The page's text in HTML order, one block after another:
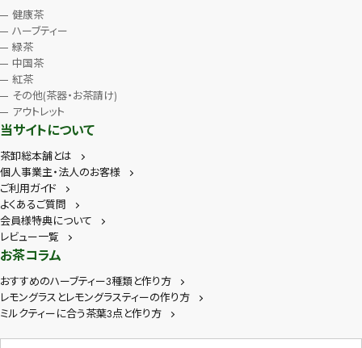
健康茶
ハーブティー
緑茶
中国茶
紅茶
その他(茶器・お茶請け)
アウトレット
当サイトについて
茶卸総本舗とは
個人事業主・法人のお客様
ご利用ガイド
よくあるご質問
会員様特典について
レビュー一覧
お茶コラム
おすすめのハーブティー3種類と作り方
レモングラスとレモングラスティーの作り方
ミルクティーに合う茶葉3点と作り方